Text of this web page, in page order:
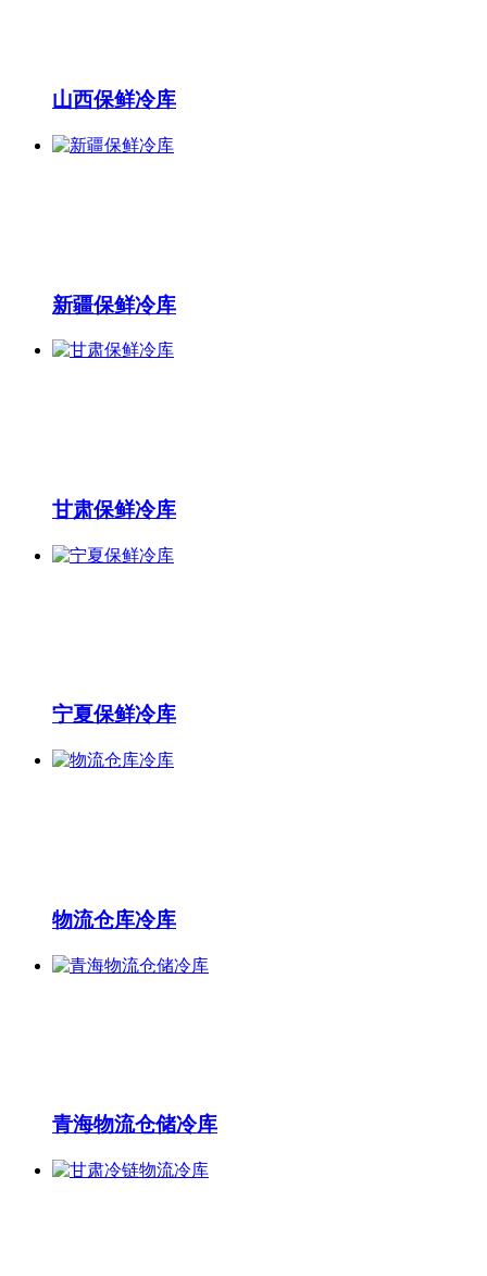
山西保鲜冷库
新疆保鲜冷库
甘肃保鲜冷库
宁夏保鲜冷库
物流仓库冷库
青海物流仓储冷库